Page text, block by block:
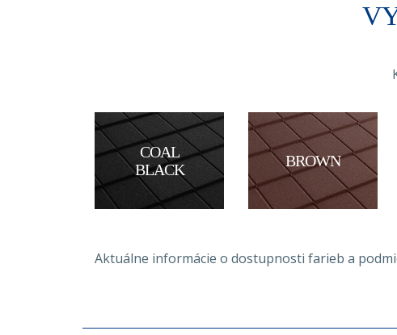
COAL
BLACK
BROWN
Aktuálne informácie o dostupnosti farieb a